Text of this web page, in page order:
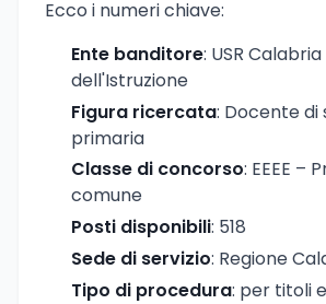
Ecco i numeri chiave:
Ente banditore: USR
dell'Istruzione
Figura ricercata: Docente di
primaria
Classe di concorso: EEEE –
comune
Posti disponibili: 518
Sede di servizio: Regione
Tipo di procedura: per titoli